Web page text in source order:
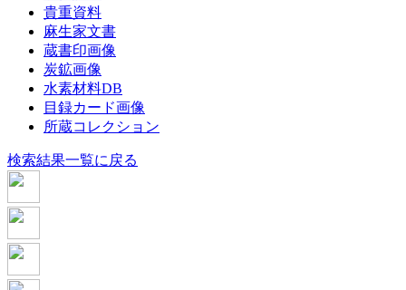
貴重資料
麻生家文書
蔵書印画像
炭鉱画像
水素材料DB
目録カード画像
所蔵コレクション
検索結果一覧に戻る